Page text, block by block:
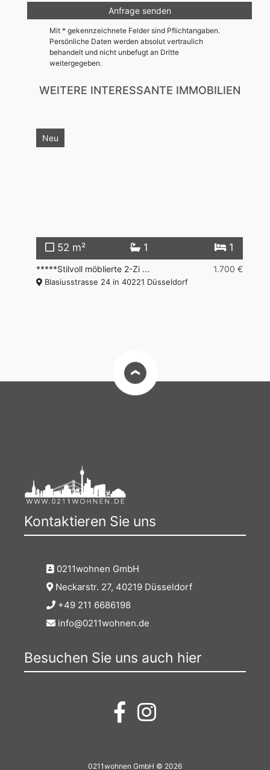
Mit * gekennzeichnete Felder sind Pflichtangaben.
Persönliche Daten werden absolut vertraulich
behandelt und nicht unbefugt an Dritte
weitergegeben.
WEITERE INTERESSANTE IMMOBILIEN
Neu
52 m² 1 1
*****Stilvoll möblierte 2-Zi ... 1.700 €
Blasiusstrasse 24 in 40221 Düsseldorf
Kontaktieren Sie uns
0211wohnen GmbH
Neckarstr. 27, 40219 Düsseldorf
+49 211 6686198
info@0211wohnen.de
Besuchen Sie uns auch hier
0211wohnen GmbH © 2026